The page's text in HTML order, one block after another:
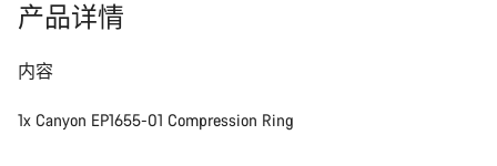
产品详情
内容
1x Canyon EP1655-01 Compression Ring